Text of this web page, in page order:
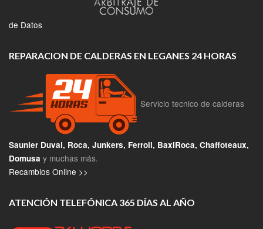
de Datos
REPARACION DE CALDERAS EN LEGANES 24 HORAS
Servicio tecnico de calderas
Saunier Duval, Roca, Junkers, Ferroli, BaxiRoca, Chaffoteaux,
Domusa y muchas más.
Recambios Online >>
ATENCIÓN TELEFÓNICA 365 DÍAS AL AÑO